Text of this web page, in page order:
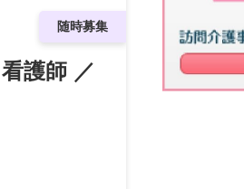
随時募集
護師 ／